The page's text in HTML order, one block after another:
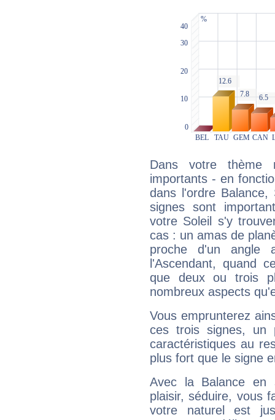
Dans votre thème
importants - en
dans l'ordre Balance,
signes sont
votre Soleil s'y
cas : un amas de
proche d'un
l'Ascendant, quand
que deux ou trois
nombreux aspects
Vous emprunterez
ces trois signes, un
caractéristiques au
plus fort que le signe
Avec la Balance en
plaisir, séduire, vous
votre naturel est